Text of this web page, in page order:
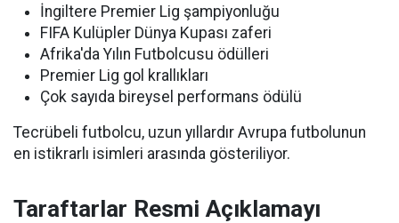
İngiltere Premier Lig şampiyonluğu
FIFA Kulüpler Dünya Kupası zaferi
Afrika'da Yılın Futbolcusu ödülleri
Premier Lig gol krallıkları
Çok sayıda bireysel performans ödülü
Tecrübeli futbolcu, uzun yıllardır Avrupa futbolunun
en istikrarlı isimleri arasında gösteriliyor.
Taraftarlar Resmi Açıklamayı